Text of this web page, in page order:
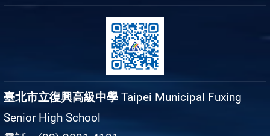
臺北市立復興高級中學 Taipei Municipal Fuxing
Senior High School